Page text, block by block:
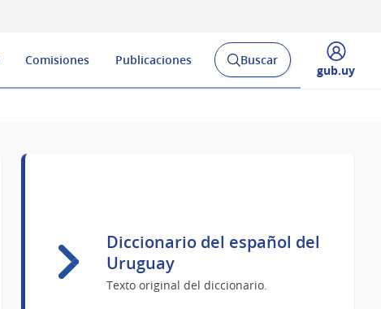
Comisiones Publicaciones
Abrir
buscador
Buscar
Desplegar
gub.uy
Diccionario del español del
Uruguay
Texto original del diccionario.